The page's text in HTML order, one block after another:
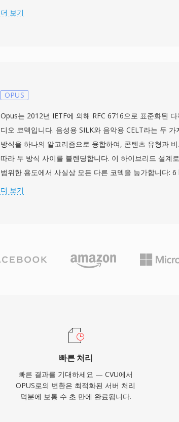
에 따라 스텝 크기가 변하는 1비트 적응형 델타 코딩으로,
이싱으로, 디코더에서 부호 확장을 피할 수 있습니다. 부
제한된 링크를 위한 컴팩트한 비트스트림으로 압축합니
CVU를 지원하여, 이러한 틈새 전화 통신 녹음을 분석이
한 현대 포맷으로 변환하는 안정적인 경로를 제공합니다.
더 보기
OPUS
Opus는 2012년 IETF에 의해 RFC 6716으로 표준화된
디오 코덱입니다. 음성용 SILK와 음악용 CELT라는 두 가
방식을 하나의 알고리즘으로 융합하여, 콘텐츠 유형과
따라 두 방식 사이를 블렌딩합니다. 이 하이브리드 설계
범위한 용도에서 사실상 모든 다른 코덱을 능가합니다: 6
연 음성, 128 kbps의 고품질 음악, 그리고 그 사이의 모든
니다. MP3 비트레이트의 약 절반에서 투명한 품질을 달성
레이트에서 AAC를 능가합니다. 그리고 낮은 지연으로
더 보기
빠른 처리
빠른 결과를 기대하세요 — CVU에서
OPUS로의 변환은 최적화된 서버 처리
덕분에 보통 수 초 만에 완료됩니다.